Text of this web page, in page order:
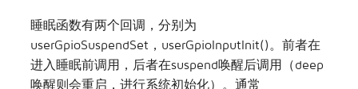
睡眠函数有两个回调，分别为
userGpioSuspendSet，userGpioInputInit()。前者在
进入睡眠前调用，后者在suspend唤醒后调用（deep
唤醒则会重启，进行系统初始化）。通常